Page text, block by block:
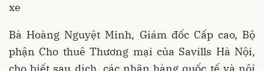
xe
Bà Hoàng Nguyệt Minh, Giám đốc Cấp cao, Bộ
phận Cho thuê Thương mại của Savills Hà Nội,
cho biết sau dịch, các nhãn hàng quốc tế và nội